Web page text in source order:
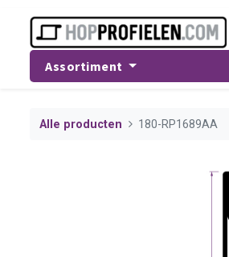
Assortiment
Alle producten 180-RP1689AA